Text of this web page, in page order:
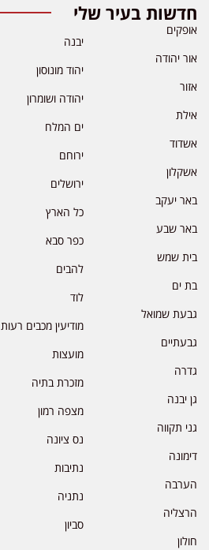
חדשות בעיר שלי
אופקים
אור יהודה
אזור
אילת
אשדוד
אשקלון
באר יעקב
באר שבע
בית שמש
בת ים
גבעת שמואל
גבעתיים
גדרה
גן יבנה
גני תקווה
דימונה
הערבה
הרצליה
חולון
יבנה
יהוד מונוסון
יהודה ושומרון
ים המלח
ירוחם
ירושלים
כל הארץ
כפר סבא
להבים
לוד
מודיעין מכבים רעות
מועצות
מזכרת בתיה
מצפה רמון
נס ציונה
נתיבות
נתניה
סביון